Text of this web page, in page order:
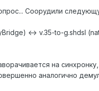
Соорудили
<-> v.35-to-g.shdsl
на
аналогично